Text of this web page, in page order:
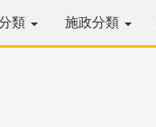
類 施政分類